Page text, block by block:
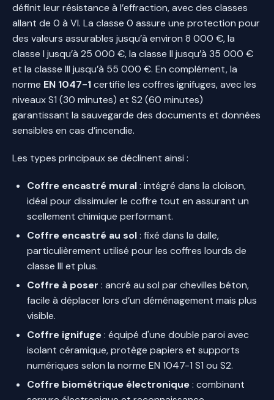
définit leur résistance à l’effraction, avec des classes
allant de 0 à VI. La classe 0 assure une protection pour
des valeurs assurables jusqu’à environ 8 000 €, la
classe I jusqu’à 25 000 €, la classe II jusqu’à 35 000 €
et la classe III jusqu’à 55 000 €. En complément, la
norme EN 1047-1certifie les coffres ignifuges, avec les
niveaux S1 (30 minutes) et S2 (60 minutes)
garantissant la sauvegarde des documents et données
sensibles en cas d’incendie.
Les types principaux se déclinent ainsi :
Coffre encastré mural: intégré dans la cloison,
idéal pour dissimuler le coffre tout en assurant un
scellement chimique performant.
Coffre encastré au sol: fixé dans la dalle,
particulièrement utilisé pour les coffres lourds de
classe III et plus.
Coffre à poser : ancré au sol par chevilles béton,
facile à déplacer lors d’un déménagement mais plus
visible.
Coffre ignifuge: équipé d'une double paroi avec
isolant céramique, protège papiers et supports
numériques selon la norme EN 1047-1 S1 ou S2.
Coffre biométrique électronique: combinant